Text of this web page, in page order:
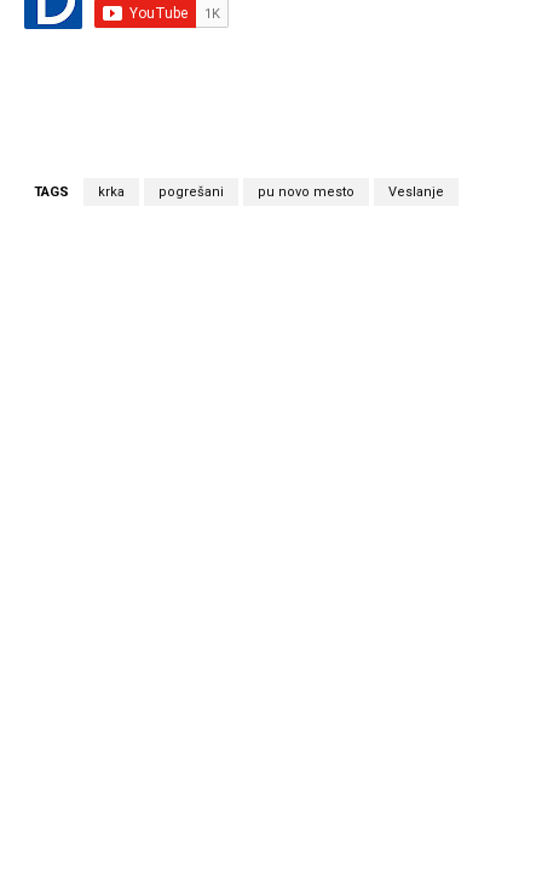
TAGS krka pogrešani pu novo mesto Veslanje